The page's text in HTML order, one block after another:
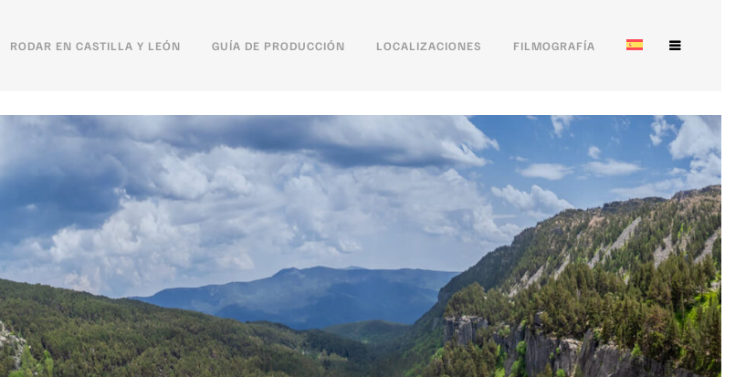
RODAR EN CASTILLA Y LEÓN GUÍA DE PRODUCCIÓN LOCALIZACIONES FILMOGRAFÍA